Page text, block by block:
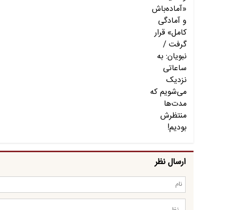
ارسال نظر